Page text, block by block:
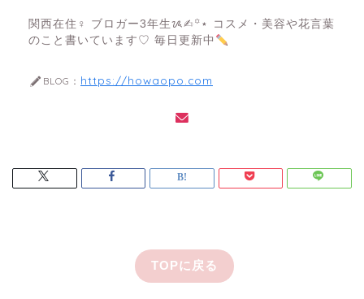
関西在住♀ ブロガー3年生ᝰ✍︎꙳⋆ コスメ・美容や花言葉
のこと書いています♡ 毎日更新中
BLOG： https://howaopo.com
TOPに戻る